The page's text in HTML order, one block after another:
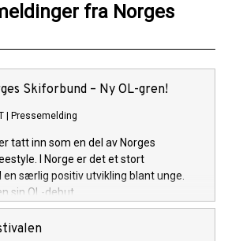
fra Norges
Skiforbund – Ny OL-gren!
Pressemelding
tatt inn som en del av Norges
I Norge er det et stort
særlig positiv utvikling blant unge.
sin OL-debut.